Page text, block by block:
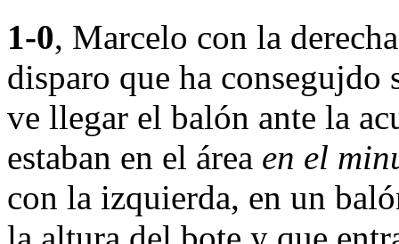
1-0, Marcelo con la
disparo que ha
ve llegar el balón ante la
estaban en el área en el
con la izquierda, en un